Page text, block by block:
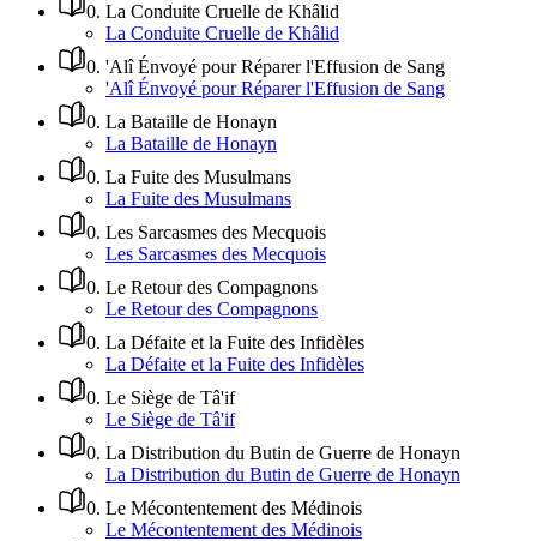
0. La Conduite Cruelle de Khâlid
La Conduite Cruelle de Khâlid
0. 'Alî Énvoyé pour Réparer l'Effusion de Sang
'Alî Énvoyé pour Réparer l'Effusion de Sang
0. La Bataille de Honayn
La Bataille de Honayn
0. La Fuite des Musulmans
La Fuite des Musulmans
0. Les Sarcasmes des Mecquois
Les Sarcasmes des Mecquois
0. Le Retour des Compagnons
Le Retour des Compagnons
0. La Défaite et la Fuite des Infidèles
La Défaite et la Fuite des Infidèles
0. Le Siège de Tâ'if
Le Siège de Tâ'if
0. La Distribution du Butin de Guerre de Honayn
La Distribution du Butin de Guerre de Honayn
0. Le Mécontentement des Médinois
Le Mécontentement des Médinois